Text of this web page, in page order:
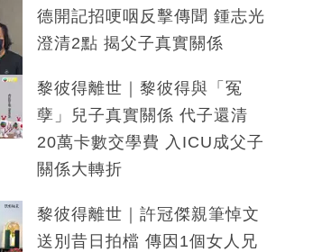
德開記招哽咽反擊傳聞 鍾志光
澄清2點 揭父子真實關係
黎彼得離世｜黎彼得與「冤
孽」兒子真實關係 代子還清
20萬卡數交學費 入ICU成父子
關係大轉折
黎彼得離世｜許冠傑親筆悼文
送別昔日拍檔 傳因1個女人兄